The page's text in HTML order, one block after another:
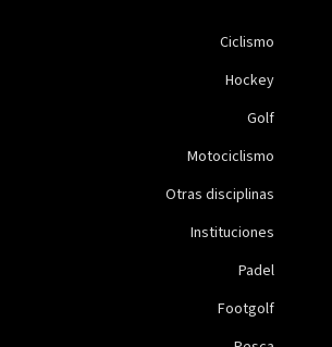
Ciclismo
Hockey
Golf
Motociclismo
Otras disciplinas
Instituciones
Padel
Footgolf